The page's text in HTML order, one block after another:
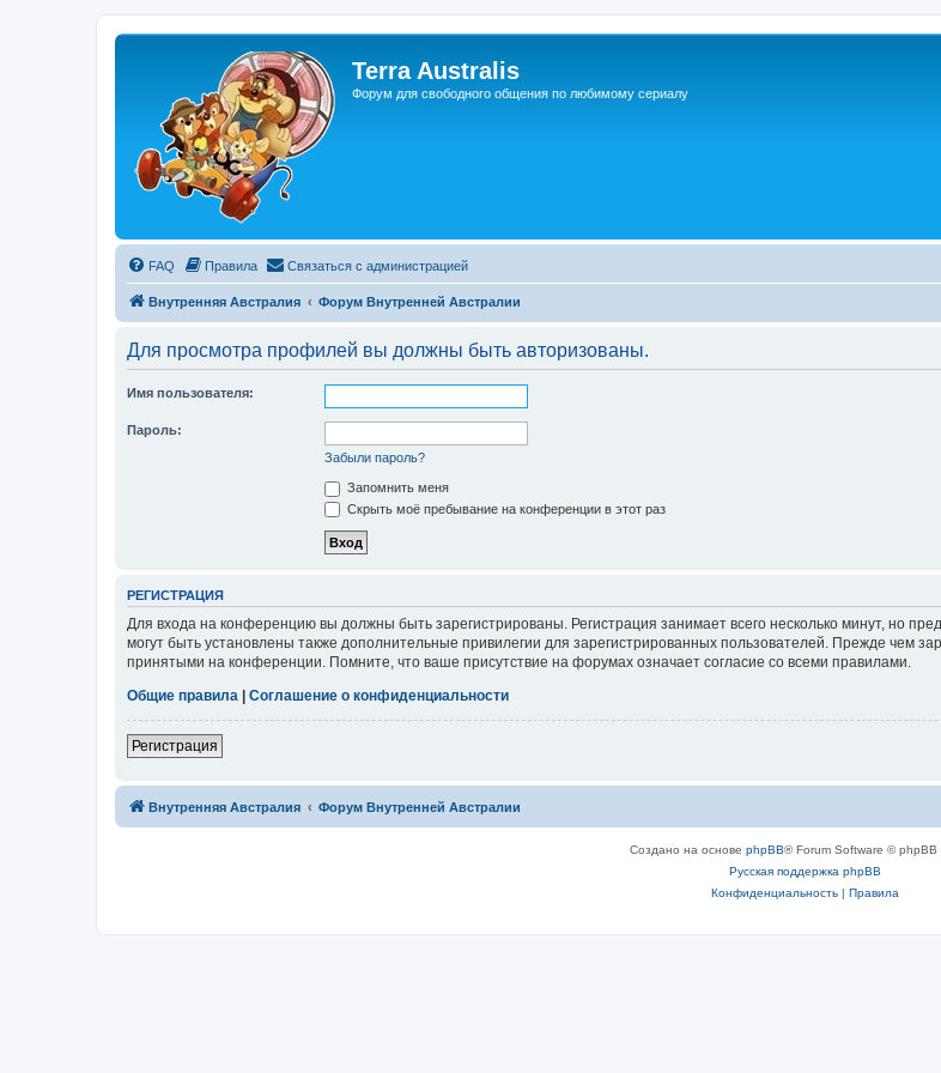
Terra Australis
Форум для свободного общения по любимому сериалу
FAQ Правила Связаться с администрацией
Внутренняя Австралия Форум Внутренней Австралии
Для просмотра профилей вы должны быть авторизованы.
Имя пользователя:
Пароль:
Забыли пароль?
Запомнить меня
Скрыть моё пребывание на конференции в этот раз
РЕГИСТРАЦИЯ
Для входа на конференцию вы должны быть зарегистрированы. Регистрация занимает всего несколько минут, но
могут быть установлены также дополнительные привилегии для зарегистрированных пользователей. Прежде чем
принятыми на конференции. Помните, что ваше присутствие на форумах означает согласие со всеми правилами.
Общие правила | Соглашение о конфиденциальности
Регистрация
Внутренняя Австралия Форум Внутренней Австралии
Связаться с
Создано на основе phpBB® Forum Software © phpBB
Русская поддержка phpBB
Конфиденциальность| Правила